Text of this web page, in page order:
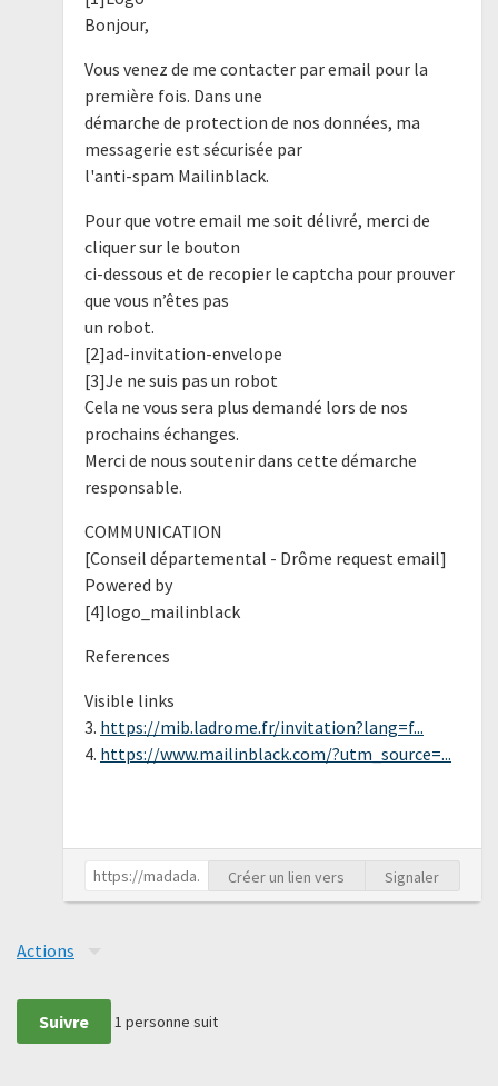
Bonjour,
Vous venez de me contacter par email pour la
première fois. Dans une
démarche de protection de nos données, ma
messagerie est sécurisée par
l'anti-spam Mailinblack.
Pour que votre email me soit délivré, merci de
cliquer sur le bouton
ci-dessous et de recopier le captcha pour prouver
que vous n’êtes pas
un robot.
[2]ad-invitation-envelope
[3]Je ne suis pas un robot
Cela ne vous sera plus demandé lors de nos
prochains échanges.
Merci de nous soutenir dans cette démarche
responsable.
COMMUNICATION
[Conseil départemental - Drôme request email]
Powered by
[4]logo_mailinblack
References
Visible links
3. https://mib.ladrome.fr/invitation?lang=f...
4. https://www.mailinblack.com/?utm_source=...
Créer un lien vers Signaler
Actions
Suivre 1 personne suit